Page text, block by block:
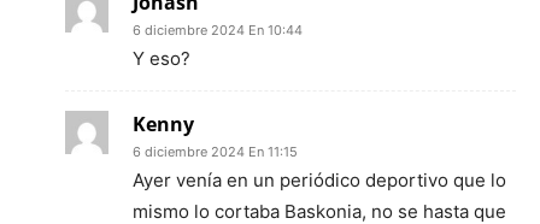
6 diciembre 2024 En 10:44
Y eso?
Kenny
6 diciembre 2024 En 11:15
Ayer venía en un periódico deportivo que lo
mismo lo cortaba Baskonia, no se hasta que